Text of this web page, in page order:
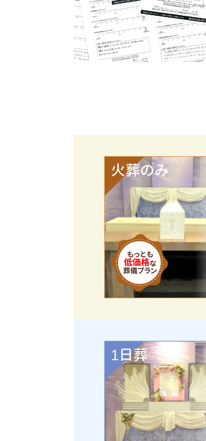
火葬のみ
1日葬